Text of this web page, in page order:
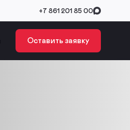
+7 861 201 85 00
Оставить заявку